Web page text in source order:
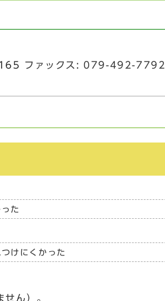
ファックス: 079-492-7792
た
つけにくかった
ん）。